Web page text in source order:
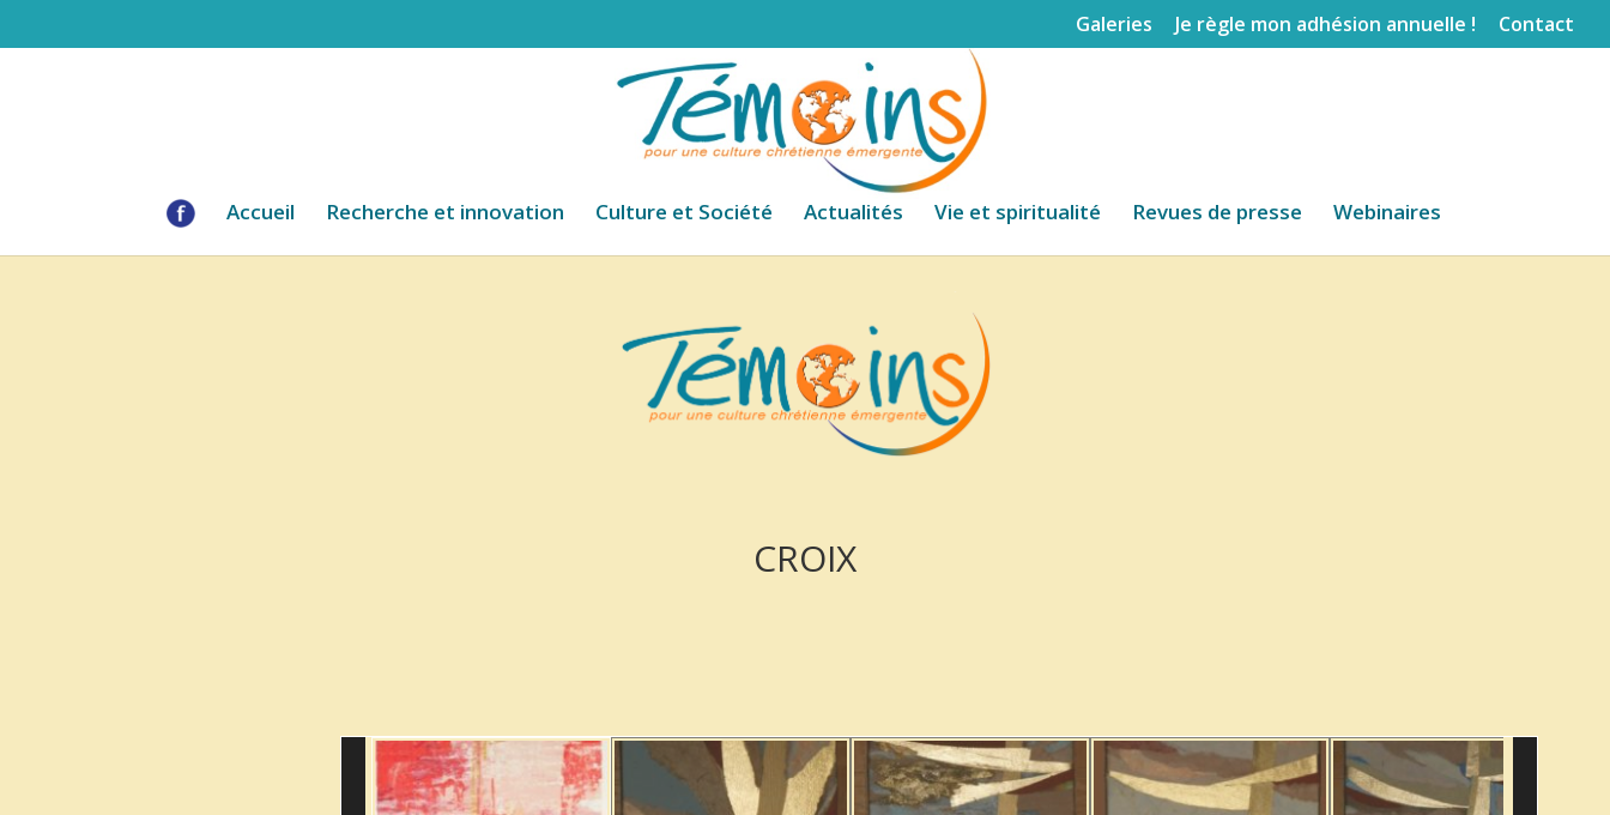
Galeries Je règle mon adhésion annuelle ! Contact
Accueil Recherche et innovation Culture et Société Actualités Vie et spiritualité Revues de presse Webinaires
CROIX